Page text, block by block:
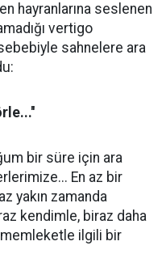
hayranlarına seslenen
vertigo
sahnelere ara
bir süre için ara
En az bir
yakın zamanda
kendimle, biraz daha
ilgili bir